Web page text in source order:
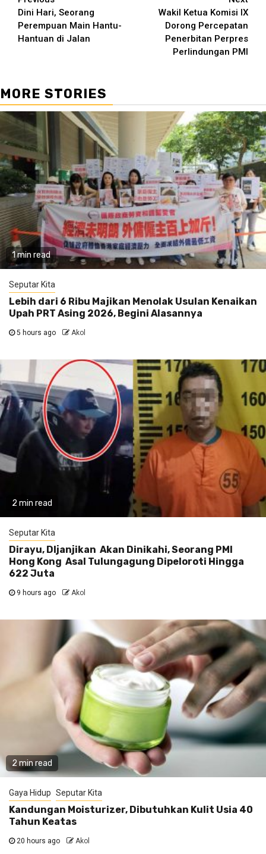
Reading
Dini Hari, Seorang
Perempuan Main Hantu-
Hantuan di Jalan
Wakil Ketua Komisi IX
Dorong Percepatan
Penerbitan Perpres
Perlindungan PMI
MORE STORIES
1 min read
Seputar Kita
Lebih dari 6 Ribu Majikan Menolak Usulan Kenaikan
Upah PRT Asing 2026, Begini Alasannya
5 hours ago Akol
2 min read
Seputar Kita
Dirayu, DIjanjikan Akan Dinikahi, Seorang PMI
Hong Kong Asal Tulungagung Dipeloroti Hingga
622 Juta
9 hours ago Akol
2 min read
Gaya Hidup Seputar Kita
Kandungan Moisturizer, Dibutuhkan Kulit Usia 40
Tahun Keatas
20 hours ago Akol